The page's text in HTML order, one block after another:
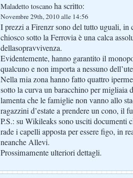
Maladetto toscano ha scritto:
Novembre 29th, 2010 alle 14:56
I prezzi a Firenzr sono del tutto uguali, in
chiosco sotto la Ferrovia è una calca
dellasopravvivenza.
Evidentemente, hanno garantito il
qualcuno e non importa a nessuno
Nella mia zona hanno fatto quattro
sotto la curva un baracchino per migliaia
lamenta che le famiglie non vanno allo
ragazzini d’estate a prendere un cono, il
P.S.: su Wikileaks sono usciti documenti
rade i capelli apposta per essere figo, in
neanche Allevi.
Prossimamente ulteriori dettagli.